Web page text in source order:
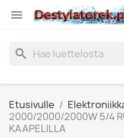

search
Etusivulle
2000/2000/2000W 5/4
KAAPELILLA